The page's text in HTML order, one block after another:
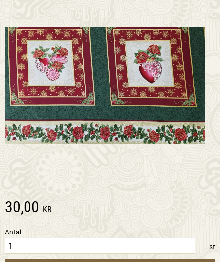
30,00 KR
Antal
st